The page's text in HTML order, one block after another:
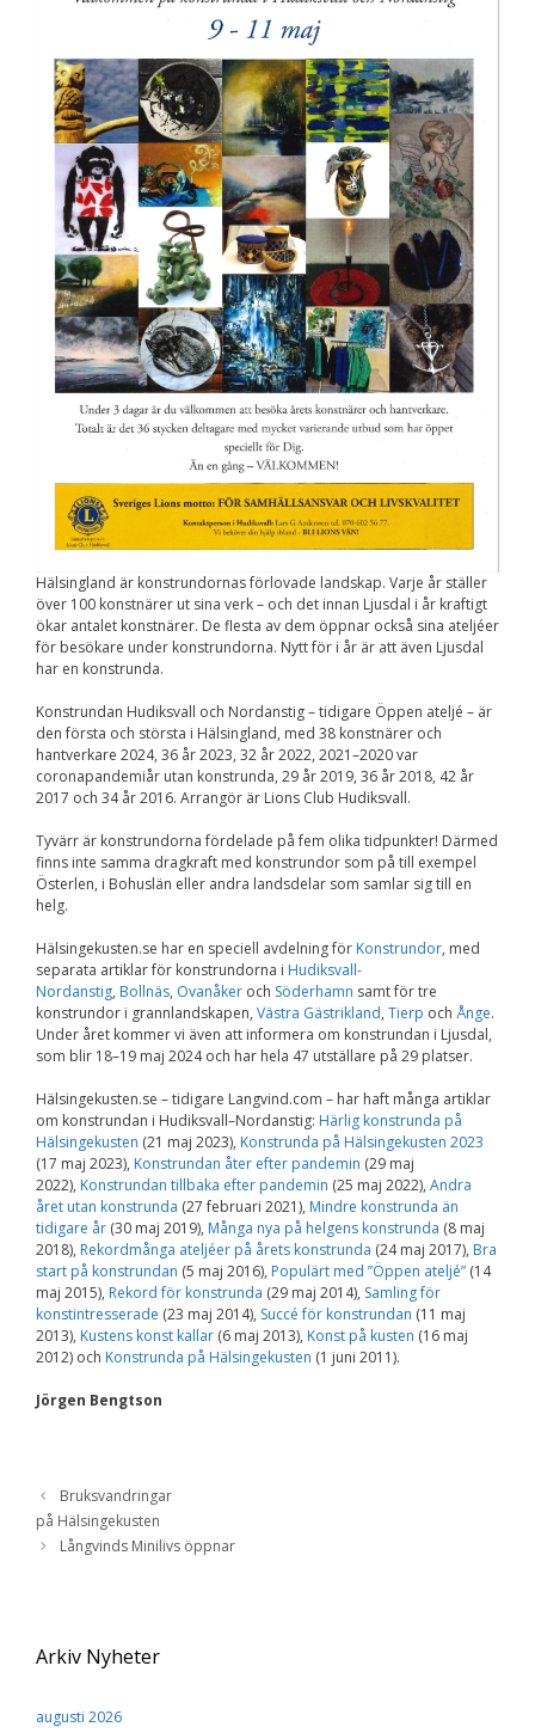
Hälsingland är konstrundornas förlovade landskap. Varje år ställer
över 100 konstnärer ut sina verk – och det innan Ljusdal i år kraftigt
ökar antalet konstnärer. De flesta av dem öppnar också sina ateljéer
för besökare under konstrundorna. Nytt för i år är att även Ljusdal
har en konstrunda.
Konstrundan Hudiksvall och Nordanstig – tidigare Öppen ateljé – är
den första och största i Hälsingland, med 38 konstnärer och
hantverkare 2024, 36 år 2023, 32 år 2022, 2021–2020 var
coronapandemiår utan konstrunda, 29 år 2019, 36 år 2018, 42 år
2017 och 34 år 2016. Arrangör är Lions Club Hudiksvall.
Tyvärr är konstrundorna fördelade på fem olika tidpunkter! Därmed
finns inte samma dragkraft med konstrundor som på till exempel
Österlen, i Bohuslän eller andra landsdelar som samlar sig till en
helg.
Hälsingekusten.se har en speciell avdelning för Konstrundor, med
separata artiklar för konstrundorna i Hudiksvall-
Nordanstig, Bollnäs, Ovanåker och Söderhamn samt för tre
konstrundor i grannlandskapen, Västra Gästrikland, Tierp och Ånge.
Under året kommer vi även att informera om konstrundan i Ljusdal,
som blir 18–19 maj 2024 och har hela 47 utställare på 29 platser.
Hälsingekusten.se – tidigare Langvind.com – har haft många artiklar
om konstrundan i Hudiksvall–Nordanstig: Härlig konstrunda på
Hälsingekusten (21 maj 2023), Konstrunda på Hälsingekusten 2023
(17 maj 2023), Konstrundan åter efter pandemin (29 maj
2022), Konstrundan tillbaka efter pandemin (25 maj 2022), Andra
året utan konstrunda (27 februari 2021), Mindre konstrunda än
tidigare år (30 maj 2019), Många nya på helgens konstrunda (8 maj
2018), Rekordmånga ateljéer på årets konstrunda (24 maj 2017), Bra
start på konstrundan (5 maj 2016), Populärt med ”Öppen ateljé” (14
maj 2015), Rekord för konstrunda (29 maj 2014), Samling för
konstintresserade (23 maj 2014), Succé för konstrundan (11 maj
2013), Kustens konst kallar (6 maj 2013), Konst på kusten (16 maj
2012) och Konstrunda på Hälsingekusten (1 juni 2011).
Jörgen Bengtson
Bruksvandringar
på Hälsingekusten
Långvinds Minilivs öppnar
Arkiv Nyheter
augusti 2026
hemsidan
används.
Upplevelse
För att vår
hemsida ska
prestera så bra
som möjligt
under ditt
besök. Om du
nekar de här
kakorna
kommer viss
funktionalitet
att försvinna
från
hemsidan.
Marknadsföring
dig av dina intressen
och ditt beteende när
du surfar ökar du
chansen att få se
personligt anpassat
innehåll och
erbjudanden.